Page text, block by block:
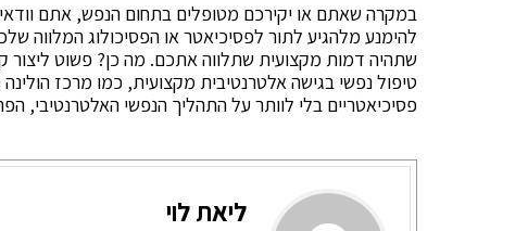
במקרה שאתם או יקירכם מטופלים בתחום הנפש, אתם
להימנע מלהגיע לתור לפסיכיאטר או הפסיכולוג המלווה
שתהיה דמות מקצועית שתלווה אתכם. מה כן? פשוט ליצור
טיפול נפשי בגישה אלטרנטיבית מקצועית, כמו מרכז
פסיכיאטריים בלי לוותר על התהליך הנפשי האלטרנטיבי,
ליאת לוי